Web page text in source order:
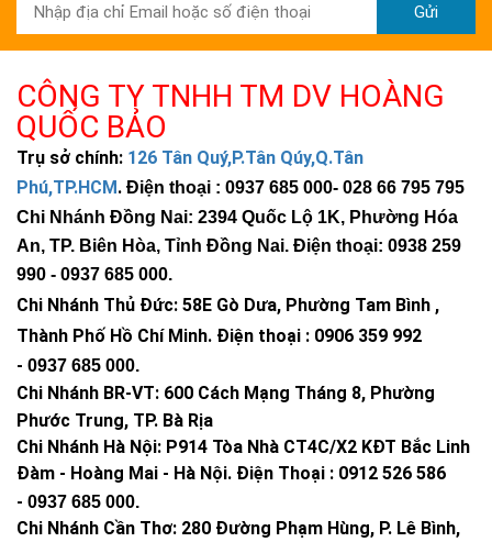
Gửi
CÔNG TY TNHH TM DV HOÀNG
QUỐC BẢO
Trụ sở chính: 126 Tân Quý,P.Tân Qúy,Q.Tân
Phú,TP.HCM. Điện thoại : 0937 685 000- 028 66 795 795
Chi Nhánh Đồng Nai: 2394 Quốc Lộ 1K, Phường Hóa
An, TP. Biên Hòa, Tỉnh Đồng Nai. Điện thoại: 0938 259
990 - 0937 685 000.
Chi Nhánh Thủ Đức: 58E Gò Dưa, Phường Tam Bình ,
Thành Phố Hồ Chí Minh. Điện thoại : 0906 359 992
- 0937 685 000.
Chi Nhánh BR-VT: 600 Cách Mạng Tháng 8, Phường
Phước Trung, TP. Bà Rịa
Chi Nhánh Hà Nội: P914 Tòa Nhà CT4C/X2 KĐT Bắc Linh
Đàm - Hoàng Mai - Hà Nội. Điện Thoại : 0912 526 586
- 0937 685 000.
Chi Nhánh Cần Thơ: 280 Đường Phạm Hùng, P. Lê Bình,